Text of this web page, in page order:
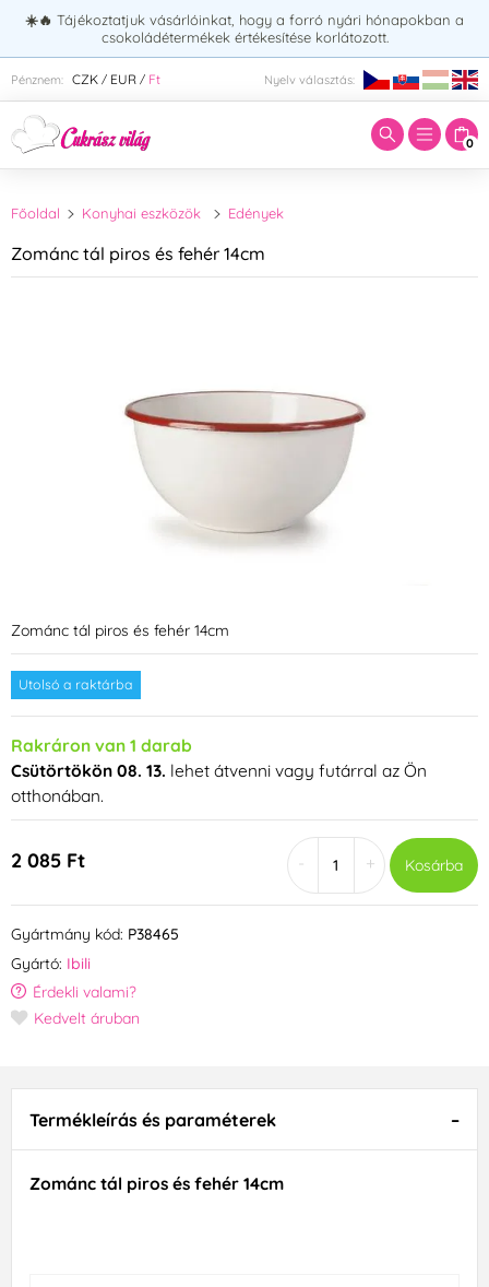
☀️🔥 Tájékoztatjuk vásárlóinkat, hogy a forró nyári hónapokban a
csokoládétermékek értékesítése korlátozott.
Pénznem: CZK / EUR / Ft Nyelv választás:
0
Adja meg a keresett kifejezést:
Főoldal Konyhai eszközök Edények
Zománc tál piros és fehér 14cm
Zománc tál piros és fehér 14cm
Utolsó a raktárba
Rakráron van 1 darab
Csütörtökön 08. 13. lehet átvenni vagy futárral az Ön
otthonában.
2 085 Ft + Kosárba
Gyártmány kód: P38465
Gyártó: Ibili
Érdekli valami?
Kedvelt áruban
Termékleírás és paraméterek
Zománc tál piros és fehér 14cm